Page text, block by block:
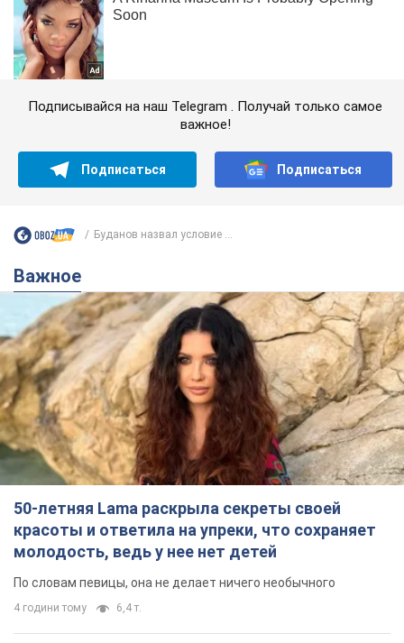
Подписывайся на наш Telegram . Получай только самое
важное!
Подписаться Подписаться
Буданов назвал условие ...
Важное
50-летняя Lama раскрыла секреты своей
красоты и ответила на упреки, что сохраняет
молодость, ведь у нее нет детей
По словам певицы, она не делает ничего необычного
4 години тому 6,4 т.